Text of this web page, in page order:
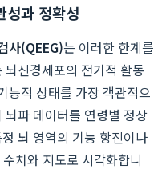
성과 정확성
사(QEEG)는 이러한 한계를
신경세포의 전기적 활동
능적 상태를 가장 객관적으
뇌파 데이터를 연령별 정상
뇌 영역의 기능 항진이나
치와 지도로 시각화합니